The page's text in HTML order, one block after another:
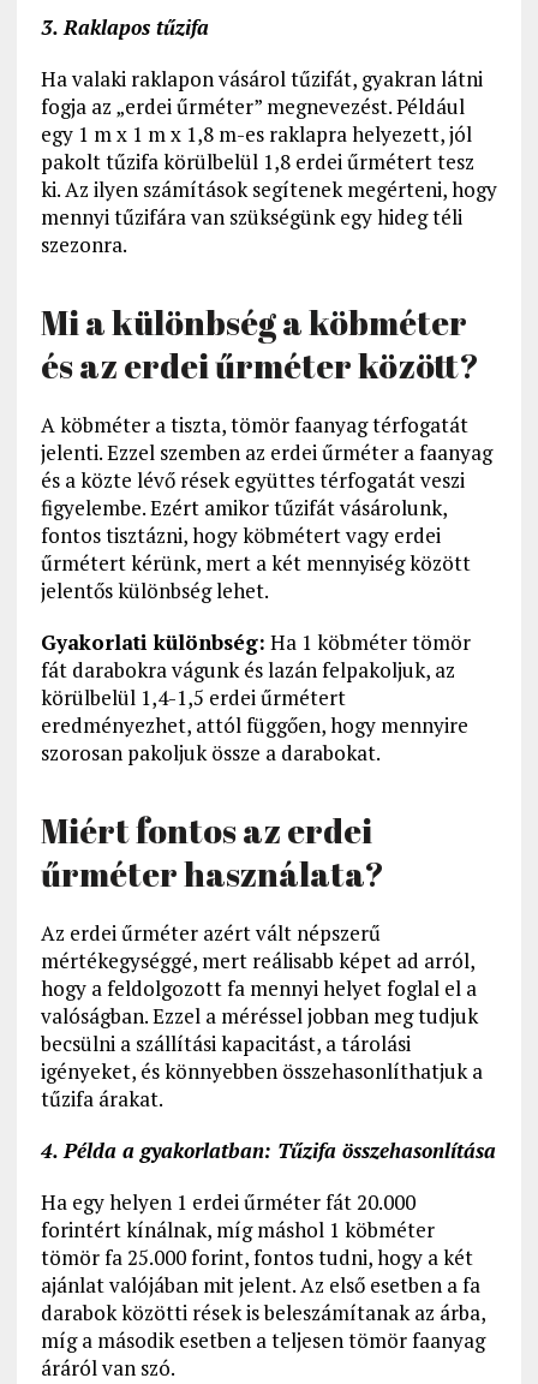
3. Raklapos tűzifa
Ha valaki raklapon vásárol tűzifát, gyakran látni
fogja az „erdei űrméter” megnevezést. Például
egy 1 m x 1 m x 1,8 m-es raklapra helyezett, jól
pakolt tűzifa körülbelül 1,8 erdei űrmétert tesz
ki. Az ilyen számítások segítenek megérteni, hogy
mennyi tűzifára van szükségünk egy hideg téli
szezonra.
Mi a különbség a köbméter
és az erdei űrméter között?
A köbméter a tiszta, tömör faanyag térfogatát
jelenti. Ezzel szemben az erdei űrméter a faanyag
és a közte lévő rések együttes térfogatát veszi
figyelembe. Ezért amikor tűzifát vásárolunk,
fontos tisztázni, hogy köbmétert vagy erdei
űrmétert kérünk, mert a két mennyiség között
jelentős különbség lehet.
Gyakorlati különbség: Ha 1 köbméter tömör
fát darabokra vágunk és lazán felpakoljuk, az
körülbelül 1,4-1,5 erdei űrmétert
eredményezhet, attól függően, hogy mennyire
szorosan pakoljuk össze a darabokat.
Miért fontos az erdei
űrméter használata?
Az erdei űrméter azért vált népszerű
mértékegységgé, mert reálisabb képet ad arról,
hogy a feldolgozott fa mennyi helyet foglal el a
valóságban. Ezzel a méréssel jobban meg tudjuk
becsülni a szállítási kapacitást, a tárolási
igényeket, és könnyebben összehasonlíthatjuk a
tűzifa árakat.
4. Példa a gyakorlatban: Tűzifa összehasonlítása
Ha egy helyen 1 erdei űrméter fát 20.000
forintért kínálnak, míg máshol 1 köbméter
tömör fa 25.000 forint, fontos tudni, hogy a két
ajánlat valójában mit jelent. Az első esetben a fa
darabok közötti rések is beleszámítanak az árba,
míg a második esetben a teljesen tömör faanyag
áráról van szó.